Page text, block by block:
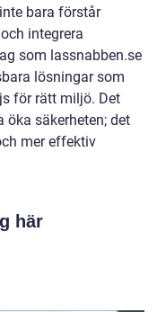
bara förstår
integrera
som lassnabben.se
lösningar som
för rätt miljö. Det
öka säkerheten; det
mer effektiv
här